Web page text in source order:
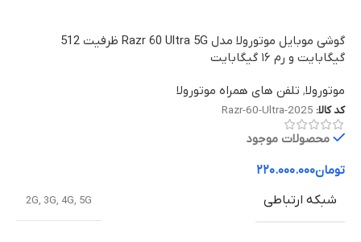
گوشی موبایل موتورولا مدل Razr 60 Ultra 5G ظرفیت 512
گیگابایت و رم ۱۶ گیگابایت
موتورولا, تلفن های همراه موتورولا
کد کالا: Razr-60-Ultra-2025
محصولات موجود
تومان۲۲۰.۰۰۰.۰۰۰
شبکه ارتباطی
2G, 3G, 4G, 5G